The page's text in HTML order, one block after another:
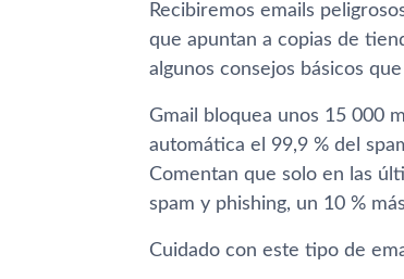
Recibiremos emails
que apuntan a copias de
algunos consejos básicos
Gmail bloquea unos 15 000
automática el 99,9 % del
Comentan que solo en las
spam y phishing, un 10 %
Cuidado con este tipo de